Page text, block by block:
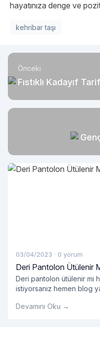
hayatınıza denge ve
kehribar taşı
Önceki
Fıstıklı Kadayıf
03/04/2023 · 0 yorum
Deri Pantolon Ütülenir
Deri pantolon ütülenir mi
istiyorsanız hemen blog
Devamını Oku →